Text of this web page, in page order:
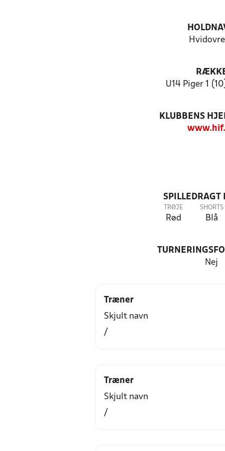
U14 Piger 1
KLUBBENS
SPILLEDRAGT
TRØJE
Rød
SHORTS
Blå
Nej
Træner
Skjult navn
/
Træner
Skjult navn
/